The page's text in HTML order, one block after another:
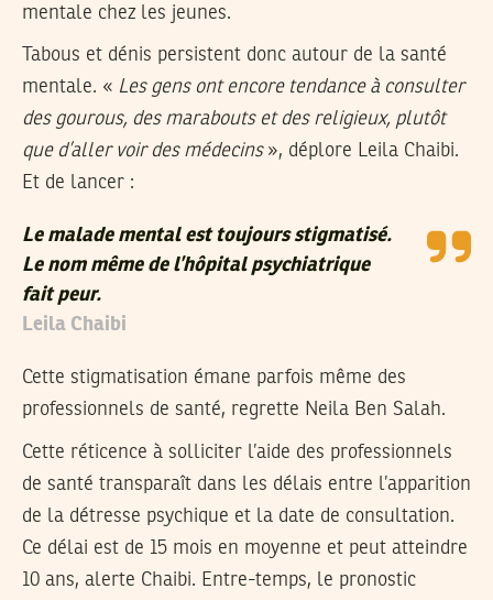
mentale chez les jeunes.
Tabous et dénis persistent donc autour de la santé
mentale. « Les gens ont encore tendance à consulter
des gourous, des marabouts et des religieux, plutôt
que d’aller voir des médecins», déplore Leila Chaibi.
Et de lancer :
Le malade mental est toujours stigmatisé.
Le nom même de l’hôpital psychiatrique
fait peur.
Leila Chaibi
Cette stigmatisation émane parfois même des
professionnels de santé, regrette Neila Ben Salah.
Cette réticence à solliciter l’aide des professionnels
de santé transparaît dans les délais entre l’apparition
de la détresse psychique et la date de consultation.
Ce délai est de 15 mois en moyenne et peut atteindre
10 ans, alerte Chaibi. Entre-temps, le pronostic